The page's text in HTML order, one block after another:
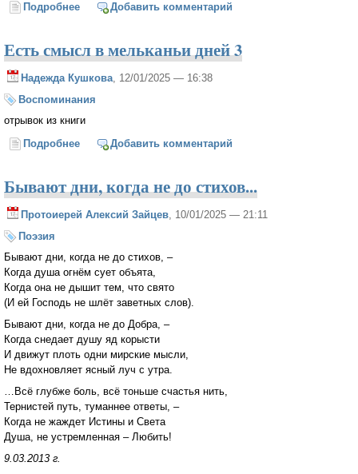
Подробнее о Есть смысл в мельканьи дней 4
Добавить комментарий
Есть смысл в мельканьи дней 3
Надежда Кушкова , 12/01/2025 — 16:38
Воспоминания
отрывок из книги
Подробнее о Есть смысл в мельканьи дней 3
Добавить комментарий
Бывают дни, когда не до стихов...
Протоиерей Алексий Зайцев , 10/01/2025 — 21:11
Поэзия
Бывают дни, когда не до стихов, –
Когда душа огнём сует объята,
Когда она не дышит тем, что свято
(И ей Господь не шлёт заветных слов).
Бывают дни, когда не до Добра, –
Когда снедает душу яд корысти
И движут плоть одни мирские мысли,
Не вдохновляет ясный луч с утра.
…Всё глубже боль, всё тоньше счастья нить,
Тернистей путь, туманнее ответы, –
Когда не жаждет Истины и Света
Душа, не устремленная – Любить!
9.03.2013 г.